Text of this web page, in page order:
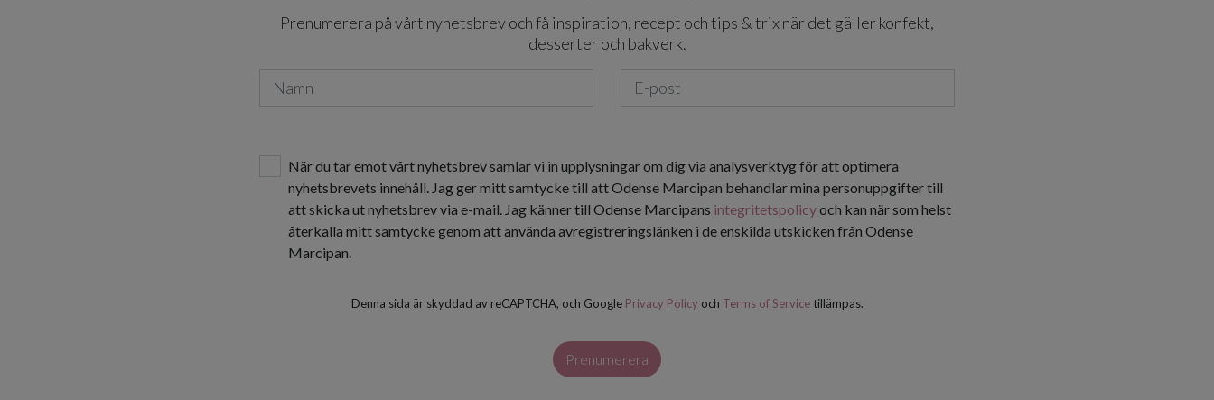
Prenumerera på vårt nyhetsbrev och få inspiration, recept och tips & trix när det gäller konfekt,
desserter och bakverk.
När du tar emot vårt nyhetsbrev samlar vi in upplysningar om dig via analysverktyg för att optimera
nyhetsbrevets innehåll. Jag ger mitt samtycke till att Odense Marcipan behandlar mina personuppgifter till
att skicka ut nyhetsbrev via e-mail. Jag känner till Odense Marcipans integritetspolicyoch kan när som helst
återkalla mitt samtycke genom att använda avregistreringslänken i de enskilda utskicken från Odense
Marcipan.
Denna sida är skyddad av reCAPTCHA, och Google Privacy Policy och Terms of Servicetillämpas.
Prenumerera